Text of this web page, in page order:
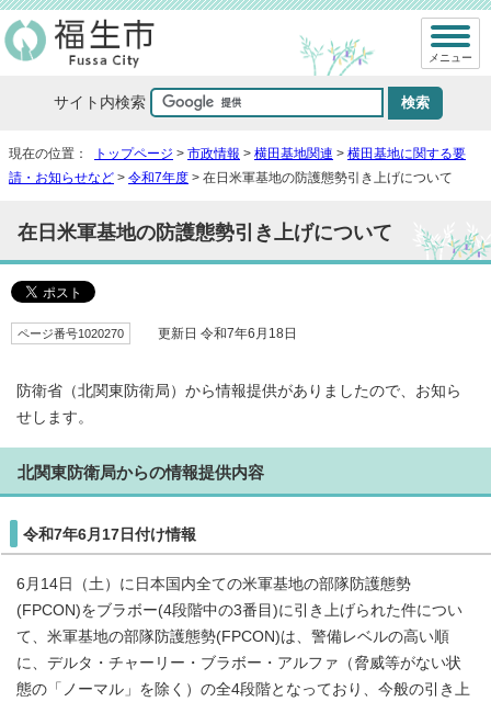
サイト内検索
メニュー
現在の位置： トップページ > 市政情報 > 横田基地関連 > 横田基地に関する要
請・お知らせなど > 令和7年度 > 在日米軍基地の防護態勢引き上げについて
在日米軍基地の防護態勢引き上げについて
ページ番号1020270 更新日 令和7年6月18日
防衛省（北関東防衛局）から情報提供がありましたので、お知ら
せします。
北関東防衛局からの情報提供内容
令和7年6月17日付け情報
6月14日（土）に日本国内全ての米軍基地の部隊防護態勢
(FPCON)をブラボー(4段階中の3番目)に引き上げられた件につい
て、米軍基地の部隊防護態勢(FPCON)は、警備レベルの高い順
に、デルタ・チャーリー・ブラボー・アルファ（脅威等がない状
態の「ノーマル」を除く）の全4段階となっており、今般の引き上